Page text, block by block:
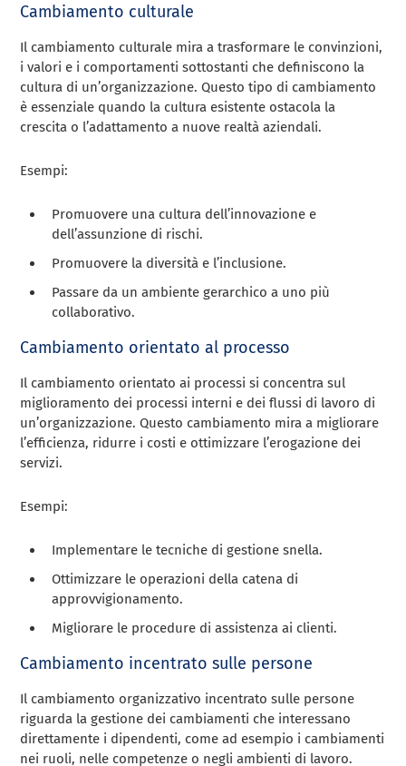
Cambiamento culturale
Il cambiamento culturale mira a trasformare le convinzioni,
i valori e i comportamenti sottostanti che definiscono la
cultura di un’organizzazione. Questo tipo di cambiamento
è essenziale quando la cultura esistente ostacola la
crescita o l’adattamento a nuove realtà aziendali.
Esempi:
Promuovere una cultura dell’innovazione e
dell’assunzione di rischi.
Promuovere la diversità e l’inclusione.
Passare da un ambiente gerarchico a uno più
collaborativo.
Cambiamento orientato al processo
Il cambiamento orientato ai processi si concentra sul
miglioramento dei processi interni e dei flussi di lavoro di
un’organizzazione. Questo cambiamento mira a migliorare
l’efficienza, ridurre i costi e ottimizzare l’erogazione dei
servizi.
Esempi:
Implementare le tecniche di gestione snella.
Ottimizzare le operazioni della catena di
approvvigionamento.
Migliorare le procedure di assistenza ai clienti.
Cambiamento incentrato sulle persone
Il cambiamento organizzativo incentrato sulle persone
riguarda la gestione dei cambiamenti che interessano
direttamente i dipendenti, come ad esempio i cambiamenti
nei ruoli, nelle competenze o negli ambienti di lavoro.